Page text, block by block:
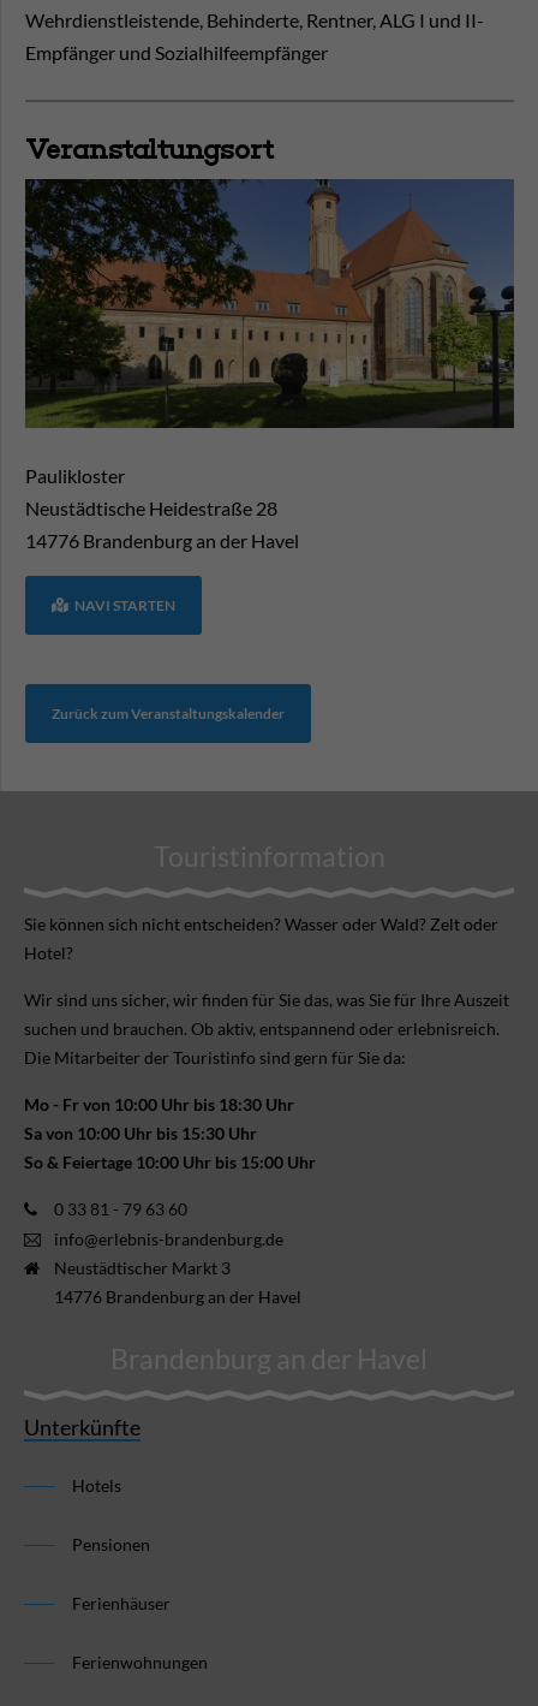
Wehrdienstleistende, Behinderte, Rentner, ALG I und II-
Empfänger und Sozialhilfeempfänger
Veranstaltungsort
Paulikloster
Neustädtische Heidestraße 28
14776 Brandenburg an der Havel
NAVI STARTEN
Zurück zum Veranstaltungskalender
Touristinformation
Sie können sich nicht ent­scheiden? Wasser oder Wald? Zelt oder
Hotel?
Wir sind uns sicher, wir finden für Sie das, was Sie für Ihre Aus­zeit
suchen und brauchen. Ob aktiv, ent­spannend oder erlebnis­reich.
Die Mitarbeiter der Touristinfo sind gern für Sie da:
Mo - Fr von 10:00 Uhr bis 18:30 Uhr
Sa von 10:00 Uhr bis 15:30 Uhr
So & Feiertage 10:00 Uhr bis 15:00 Uhr
0 33 81 - 79 63 60
info@erlebnis-brandenburg.de
Neustädtischer Markt 3
14776 Brandenburg an der Havel
Brandenburg an der Havel
Unterkünfte
Hotels
Pensionen
Ferienhäuser
Ferienwohnungen